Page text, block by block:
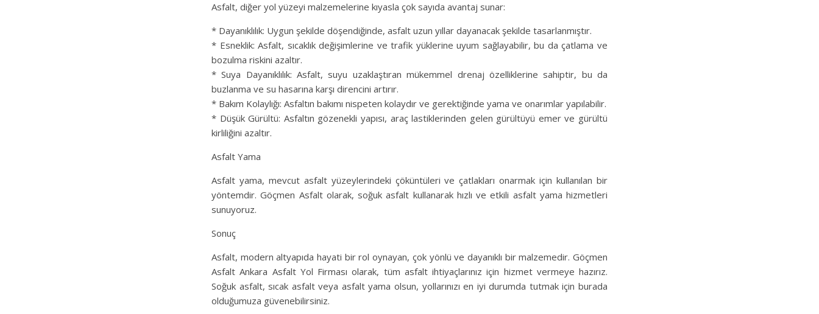
Asfalt, diğer yol yüzeyi malzemelerine kıyasla çok sayıda avantaj sunar:
* Dayanıklılık: Uygun şekilde döşendiğinde, asfalt uzun yıllar dayanacak şekilde tasarlanmıştır.
* Esneklik: Asfalt, sıcaklık değişimlerine ve trafik yüklerine uyum sağlayabilir, bu da çatlama ve
bozulma riskini azaltır.
* Suya Dayanıklılık: Asfalt, suyu uzaklaştıran mükemmel drenaj özelliklerine sahiptir, bu da
buzlanma ve su hasarına karşı direncini artırır.
* Bakım Kolaylığı: Asfaltın bakımı nispeten kolaydır ve gerektiğinde yama ve onarımlar yapılabilir.
* Düşük Gürültü: Asfaltın gözenekli yapısı, araç lastiklerinden gelen gürültüyü emer ve gürültü
kirliliğini azaltır.
Asfalt Yama
Asfalt yama, mevcut asfalt yüzeylerindeki çöküntüleri ve çatlakları onarmak için kullanılan bir
yöntemdir. Göçmen Asfalt olarak, soğuk asfalt kullanarak hızlı ve etkili asfalt yama hizmetleri
sunuyoruz.
Sonuç
Asfalt, modern altyapıda hayati bir rol oynayan, çok yönlü ve dayanıklı bir malzemedir. Göçmen
Asfalt Ankara Asfalt Yol Firması olarak, tüm asfalt ihtiyaçlarınız için hizmet vermeye hazırız.
Soğuk asfalt, sıcak asfalt veya asfalt yama olsun, yollarınızı en iyi durumda tutmak için burada
olduğumuza güvenebilirsiniz.